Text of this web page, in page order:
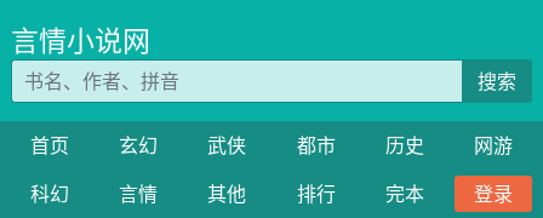
言情小说网
搜索
首页 玄幻 武侠 都市 历史
网游
科幻
言情 其他 排行 完本
登录